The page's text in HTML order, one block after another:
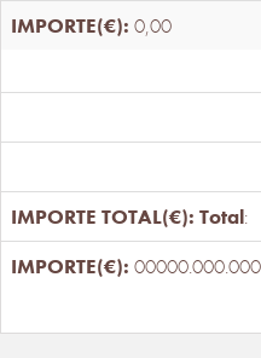
0,00
Total: